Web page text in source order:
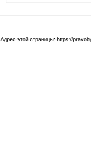
Адрес этой страницы: https://